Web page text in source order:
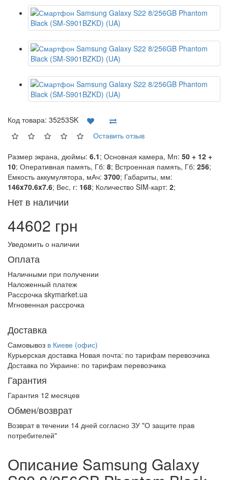
Код товара: 35253SK
Оставить отзыв
Размер экрана, дюймы: 6.1; Основная камера, Мп: 50 + 12 +
10; Оперативная память, Гб: 8; Встроенная память, Гб: 256;
Емкость аккумулятора, мАч: 3700; Габариты, мм:
146x70.6x7.6; Вес, г: 168; Количество SIM-карт: 2;
Нет в наличии
44602 грн
Уведомить о наличии
Оплата
Наличными при получении
Наложенный платеж
Рассрочка skymarket.ua
Мгновенная рассрочка
Доставка
Самовывоз в Киеве (офис)
Курьерская доставка Новая почта: по тарифам перевозчика
Доставка по Украине: по тарифам перевозчика
Гарантия
Гарантия 12 месяцев
Обмен/возврат
Возврат в течении 14 дней согласно ЗУ "О защите прав
потребителей"
Описание Samsung Galaxy